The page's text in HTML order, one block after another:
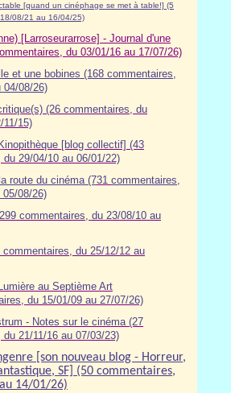
[quand un cinéphage se met à table!] (5
08/21 au 16/04/25)
[Larroseurarrose] - Journal d'une
du 03/01/16 au 17/07/26)
et une bobines (168 commentaires,
04/08/26)
(26 commentaires, du
11/15)
[blog collectif] (43
29/04/10 au 06/01/22)
route du cinéma (731 commentaires,
05/08/26)
commentaires, du 23/08/10 au
commentaires, du 25/12/12 au
au Septième Art
du 15/01/09 au 27/07/26)
- Notes sur le cinéma (27
21/11/16 au 07/03/23)
[son nouveau blog - Horreur,
SF] (50 commentaires,
14/01/26)